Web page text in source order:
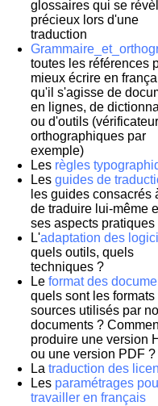
glossaires qui se
précieux lors d'une
traduction
toutes les références
mieux écrire en
qu'il s'agisse de
en lignes, de
ou d'outils
orthographiques par
exemple)
Les règles
Les guides de
les guides consacrés
de traduire lui-même
ses aspects pratiques
L'adaptation des
quels outils, quels
techniques ?
Le format des
quels sont les formats
sources utilisés par
documents ?
produire une version
ou une version PDF ?
La traduction des
Les paramétrages
travailler en français